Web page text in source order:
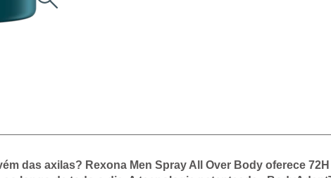
das axilas? Rexona Men Spray All Over Body oferece